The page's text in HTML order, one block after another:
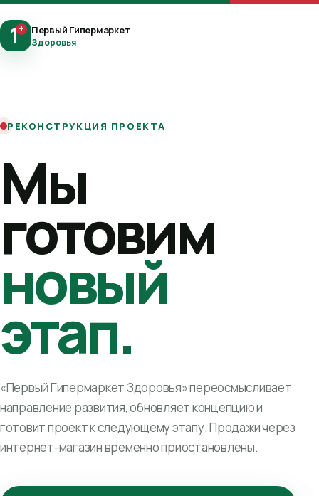
1+ Первый Гипермаркет
Здоровья
РЕКОНСТРУКЦИЯ ПРОЕКТА
Мы
готовим
новый
этап.
«Первый Гипермаркет Здоровья» переосмысливает
направление развития, обновляет концепцию и
готовит проект к следующему этапу. Продажи через
интернет-магазин временно приостановлены.